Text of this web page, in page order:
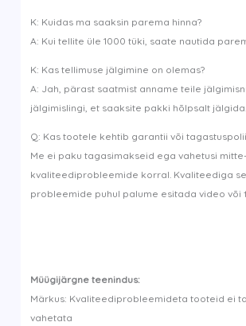
K: Kuidas ma saaksin parema hinna?
A: Kui tellite üle 1000 tüki, saate nautida
K: Kas tellimuse jälgimine on olemas?
A: Jah, pärast saatmist anname teile
jälgimislingi, et saaksite pakki hõlpsalt jälgida.
Q: Kas tootele kehtib garantii või
Me ei paku tagasimakseid ega vahetusi mitte-
kvaliteediprobleemide korral. Kvaliteediga
probleemide puhul palume esitada video või
Müügijärgne teenindus:
Märkus: Kvaliteediprobleemideta tooteid ei
vahetata